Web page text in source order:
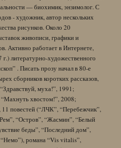
— биохимик, энзимолог. С
- художник, автор нескольких
рисунков. Около 20
живописи, графики и
Активно работает в Интернете,
г.) литературно-художественного
. Писать прозу начал в 80-е
сборников коротких рассказов,
муха!”, 1991;
хвостом!”, 2008;
повестей (“ЛЧК”, “Перебежчик”,
“Остров”, “Жасмин”, “Белый
беды”, “Последний дом”,
романа “Vis vitalis”,